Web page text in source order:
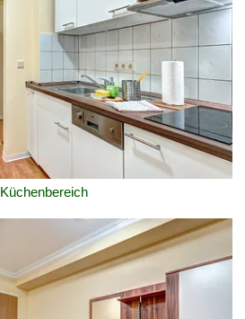
Küchenbereich